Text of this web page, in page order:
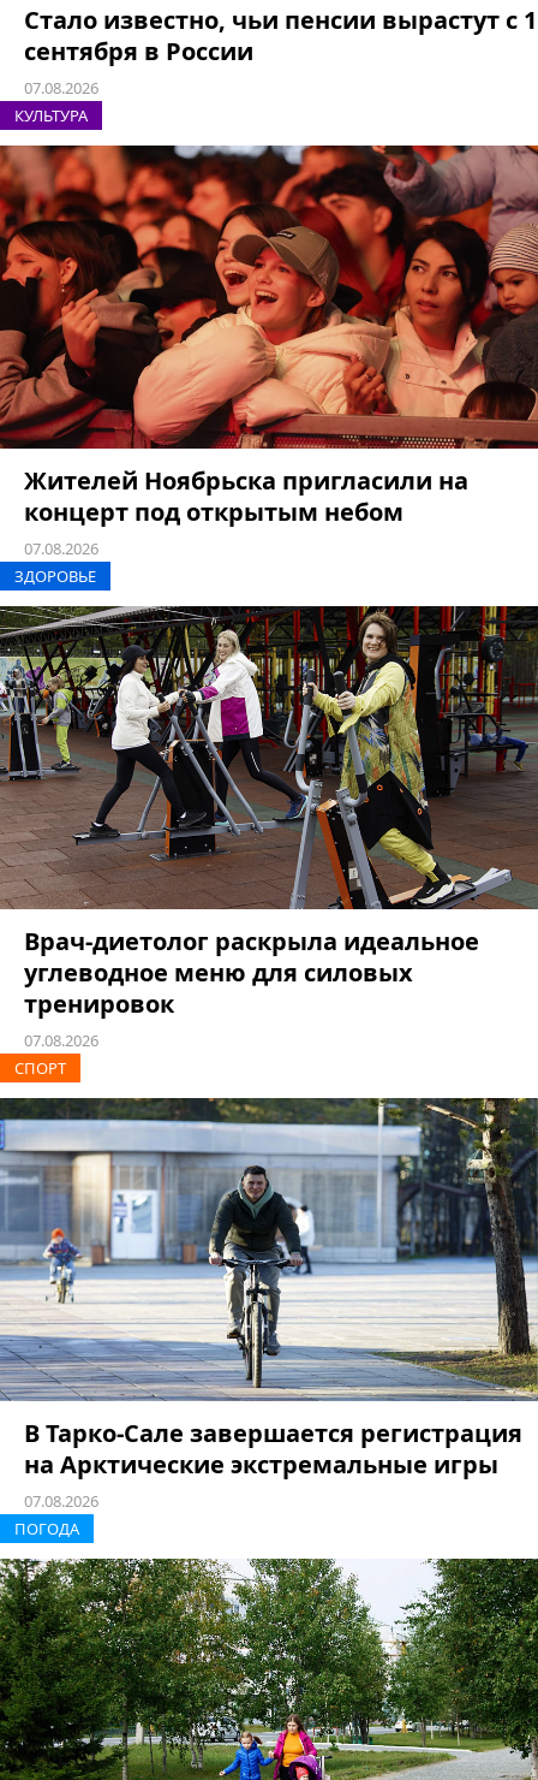
Стало известно, чьи пенсии вырастут с 1
сентября в России
07.08.2026
КУЛЬТУРА
Жителей Ноябрьска пригласили на
концерт под открытым небом
07.08.2026
ЗДОРОВЬЕ
Врач-диетолог раскрыла идеальное
углеводное меню для силовых
тренировок
07.08.2026
СПОРТ
В Тарко-Сале завершается регистрация
на Арктические экстремальные игры
07.08.2026
ПОГОДА